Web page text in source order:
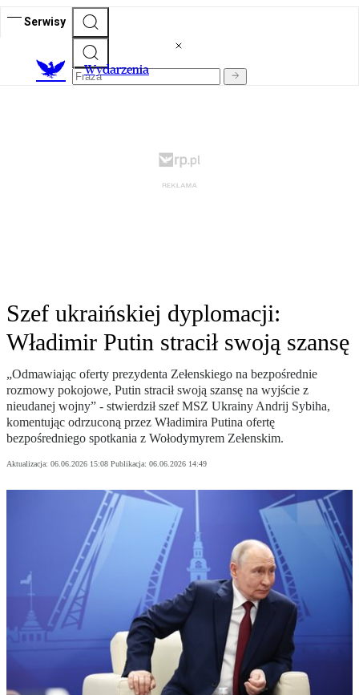
Serwisy
Wydarzenia
Szef ukraińskiej dyplomacji:
Władimir Putin stracił swoją szansę
„Odmawiając oferty prezydenta Zełenskiego na bezpośrednie
rozmowy pokojowe, Putin stracił swoją szansę na wyjście z
nieudanej wojny” - stwierdził szef MSZ Ukrainy Andrij Sybiha,
komentując odrzuconą przez Władimira Putina ofertę
bezpośredniego spotkania z Wołodymyrem Zełenskim.
Aktualizacja: 06.06.2026 15:08 Publikacja: 06.06.2026 14:49